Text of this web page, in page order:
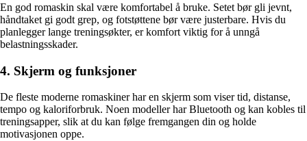
En god romaskin skal være komfortabel å bruke. Setet bør gli jevnt,
håndtaket gi godt grep, og fotstøttene bør være justerbare. Hvis du
planlegger lange treningsøkter, er komfort viktig for å unngå
belastningsskader.
4. Skjerm og funksjoner
De fleste moderne romaskiner har en skjerm som viser tid, distanse,
tempo og kaloriforbruk. Noen modeller har Bluetooth og kan kobles til
treningsapper, slik at du kan følge fremgangen din og holde
motivasjonen oppe.